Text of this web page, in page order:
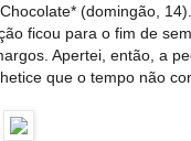
(domingão,
ficou para o fim de
Apertei, então, a
que o tempo não